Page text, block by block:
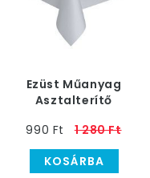
Ezüst Műanyag
Asztalterítő
990 Ft
1 280 Ft
KOSÁRBA